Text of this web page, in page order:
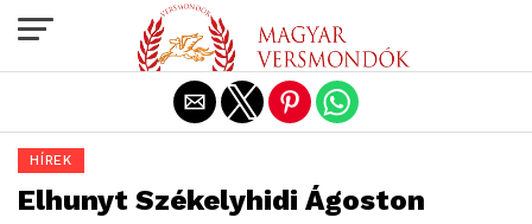
HÍREK
Elhunyt Székelyhidi Ágoston
Exit mobile version